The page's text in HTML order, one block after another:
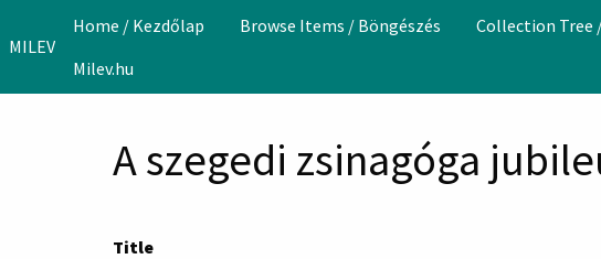
MILEV
Home / Kezdőlap Browse Items / Böngészés Collection Tree
Milev.hu
A szegedi zsinagóga
Title